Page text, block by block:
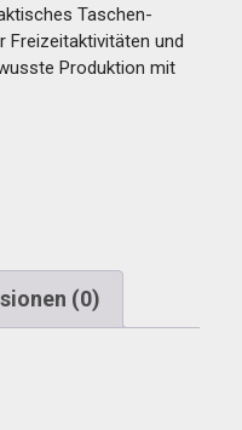
Taschen-
Freizeitaktivitäten und
Produktion mit
(0)